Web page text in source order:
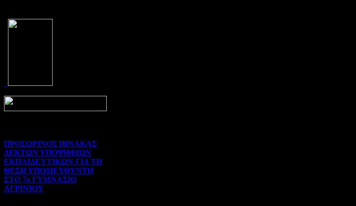
ΠΡΟΣΩΡΙΝΟΣ ΠΙΝΑΚΑΣ
ΔΕΚΤΩΝ ΥΠΟΨΗΦΙΩΝ
ΕΚΠΑΙΔΕΥΤΙΚΩΝ ΓΙΑ ΤΗ
ΘΕΣΗ ΥΠΟΔΙΕΥΘΥΝΤΗ
ΣΤΟ 7ο ΓΥΜΝΑΣΙΟ
ΑΓΡΙΝΙΟΥ